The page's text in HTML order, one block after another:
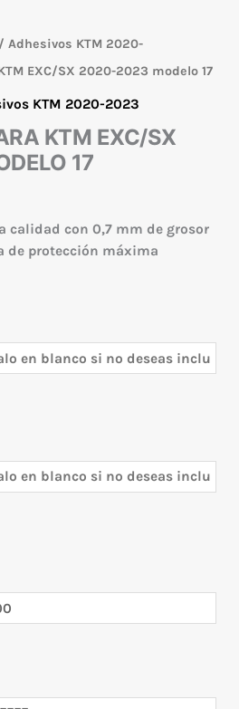
/ Adhesivos KTM 2020-
EXC/SX 2020-2023 modelo 17
KTM 2020-2023
KTM EXC/SX
17
calidad con 0,7 mm de grosor
de protección máxima